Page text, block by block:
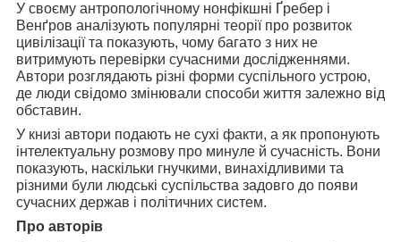
У своєму антропологічному нонфікшні Ґребер і
Венґров аналізують популярні теорії про розвиток
цивілізації та показують, чому багато з них не
витримують перевірки сучасними дослідженнями.
Автори розглядають різні форми суспільного устрою,
де люди свідомо змінювали способи життя залежно від
обставин.
У книзі автори подають не сухі факти, а як пропонують
інтелектуальну розмову про минуле й сучасність. Вони
показують, наскільки гнучкими, винахідливими та
різними були людські суспільства задовго до появи
сучасних держав і політичних систем.
Про авторів